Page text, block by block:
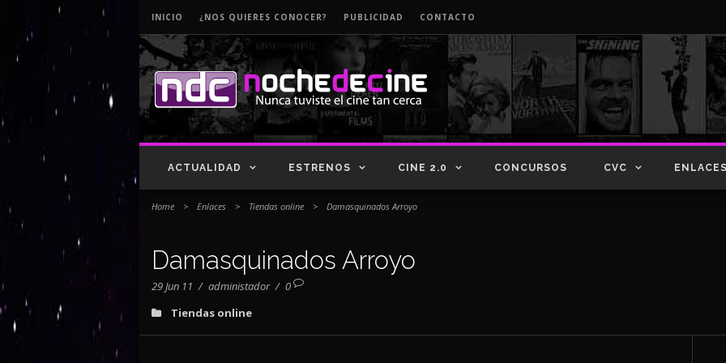
INICIO ¿NOS QUIERES CONOCER? PUBLICIDAD CONTACTO
ACTUALIDAD ESTRENOS CINE 2.0 CONCURSOS CVC
Home > Enlaces > Tiendas online > Damasquinados Arroyo
Damasquinados Arroyo
29 Jun 11 / administador / 0
Tiendas online